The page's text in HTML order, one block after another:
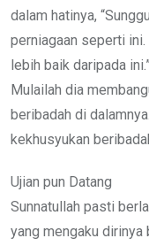
dalam hatinya,
perniagaan seperti
lebih baik daripada ini.”
Mulailah dia
beribadah di
kekhusyukan
Ujian pun Datang
Sunnatullah pasti
yang mengaku dirinya